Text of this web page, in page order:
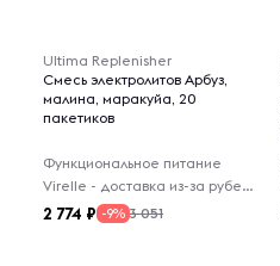
Ultima Replenisher
Смесь электролитов Арбуз,
малина, маракуйа, 20
пакетиков
Функциональное питание
Virelle - доставка из-за рубежа
2 774 -9% 3 051